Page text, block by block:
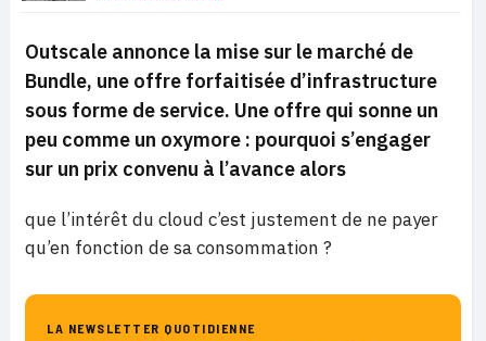
Outscale annonce la mise sur le marché de
Bundle, une offre forfaitisée d’infrastructure
sous forme de service. Une offre qui sonne un
peu comme un oxymore : pourquoi s’engager
sur un prix convenu à l’avance alors
que l’intérêt du cloud c’est justement de ne payer
qu’en fonction de sa consommation ?
LA NEWSLETTER QUOTIDIENNE